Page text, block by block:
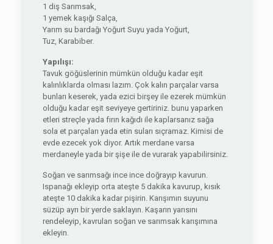
1 diş Sarımsak,
1 yemek kaşığı Salça,
Yarım su bardağı Yoğurt Suyu yada Yoğurt,
Tuz, Karabiber.
Yapılışı:
Tavuk göğüslerinin mümkün olduğu kadar eşit
kalınlıklarda olması lazım. Çok kalın parçalar varsa
bunları keserek, yada ezici birşey ile ezerek mümkün
olduğu kadar eşit seviyeye gertiriniz. bunu yaparken
etleri streçle yada fırın kağıdı ile kaplarsanız sağa
sola et parçaları yada etin suları sıçramaz. Kimisi de
evde ezecek yok diyor. Artık merdane varsa
merdaneyle yada bir şişe ile de vurarak yapabilirsiniz.
Soğan ve sarımsağı ince ince doğrayıp kavurun.
Ispanağı ekleyip orta ateşte 5 dakika kavurup, kısık
ateşte 10 dakika kadar pişirin. Karışımın suyunu
süzüp ayrı bir yerde saklayın. Kaşarın yarısını
rendeleyip, kavrulan soğan ve sarımsak karışımına
ekleyin.